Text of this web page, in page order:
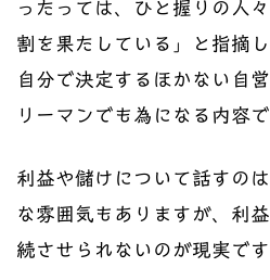
ったっては、ひと握りの人
割を果たしている」と指摘
自分で決定するほかない自
リーマンでも為になる内容で
利益や儲けについて話すの
な雰囲気もありますが、利
続させられないのが現実です